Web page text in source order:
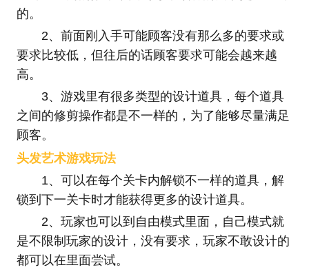
的。
2、前面刚入手可能顾客没有那么多的要求或
要求比较低，但往后的话顾客要求可能会越来越
高。
3、游戏里有很多类型的设计道具，每个道具
之间的修剪操作都是不一样的，为了能够尽量满足
顾客。
头发艺术游戏玩法
1、可以在每个关卡内解锁不一样的道具，解
锁到下一关卡时才能获得更多的设计道具。
2、玩家也可以到自由模式里面，自己模式就
是不限制玩家的设计，没有要求，玩家不敢设计的
都可以在里面尝试。